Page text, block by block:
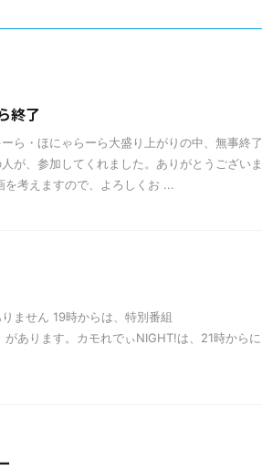
終了
ら・ほにゃらーら大盛り上がりの中、無事終了
が、参加してくれました。ありがとうございま
を考えますので、よろしくお ...
ません 19時からは、特別番組
があります。カモれでぃNIGHT!は、21時からに